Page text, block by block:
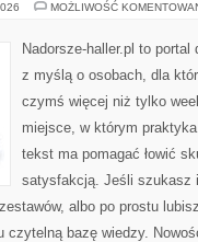
MOŻLIWOŚĆ
Nadorsze-haller.pl to portal
z myślą o osobach, dla
czymś więcej niż tylko
miejsce, w którym
tekst ma pomagać łowić
satysfakcją. Jeśli szukasz
albo po prostu
bazę wiedzy.